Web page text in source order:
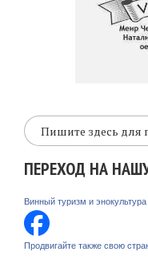
ПЕРЕХОД НА НАШУ
Винный туризм и
Продвигайте также свою